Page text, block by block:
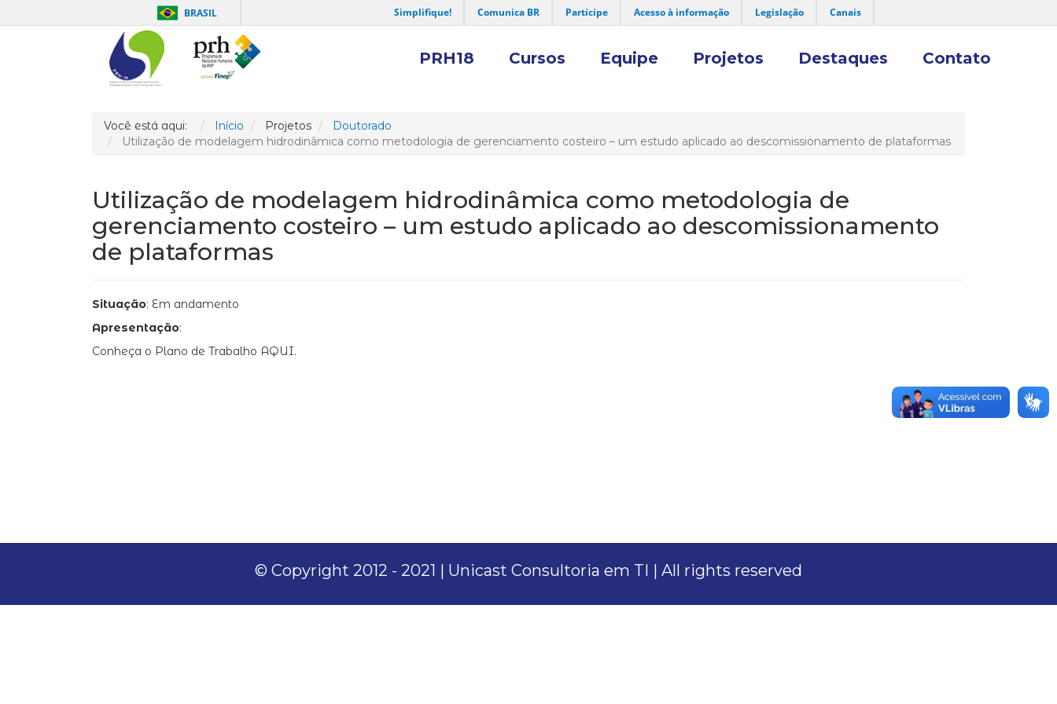
BRASIL Simplifique! Comunica BR Participe Acesso à informação Legislação Canais
PRH18 Cursos Equipe Projetos Destaques Contato
Você está aqui: Início Projetos
Doutorado
Utilização de modelagem hidrodinâmica como metodologia de gerenciamento costeiro – um estudo aplicado ao descomissionamento de plataformas
Utilização de modelagem hidrodinâmica como metodologia de
gerenciamento costeiro – um estudo aplicado ao descomissionamento
de plataformas
Situação: Em andamento
Apresentação:
Conheça o Plano de Trabalho AQUI.
© Copyright 2012 - 2021 | Unicast Consultoria em TI | All rights reserved